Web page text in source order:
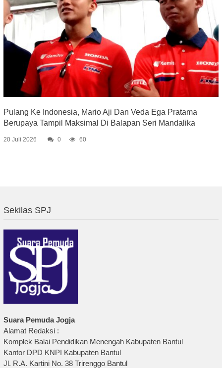
Pulang Ke Indonesia, Mario Aji Dan Veda Ega Pratama
Berupaya Tampil Maksimal Di Balapan Seri Mandalika
20 Juli 2026 0 60
Sekilas SPJ
Suara Pemuda Jogja
Alamat Redaksi :
Komplek Balai Pendidikan Menengah Kabupaten Bantul
Kantor DPD KNPI Kabupaten Bantul
Jl. R.A. Kartini No. 38 Trirenggo Bantul